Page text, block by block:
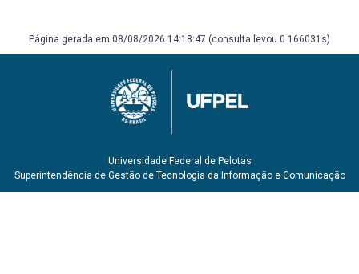
Página gerada em 08/08/2026 14:18:47 (consulta levou 0.166031s)
Universidade Federal de Pelotas
Superintendência de Gestão de Tecnologia da Informação e Comunicação